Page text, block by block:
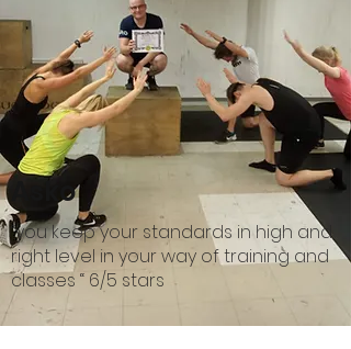
Asko
“you keep your standards in high and
right level in your way of training and
classes “ 6/5 stars